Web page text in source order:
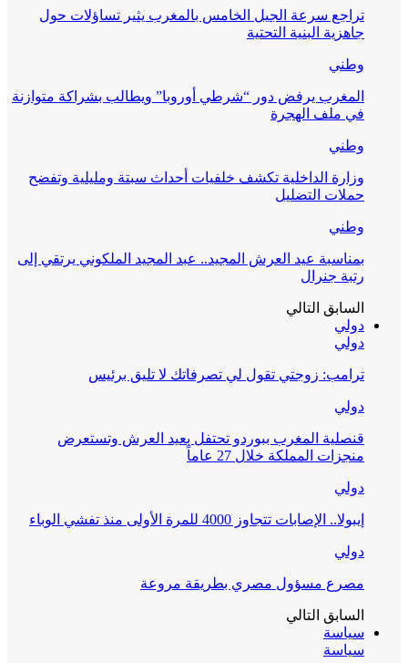
تراجع سرعة الجيل الخامس بالمغرب يثير تساؤلات حول
جاهزية البنية التحتية
وطني
المغرب يرفض دور “شرطي أوروبا” ويطالب بشراكة متوازنة
في ملف الهجرة
وطني
وزارة الداخلية تكشف خلفيات أحداث سبتة ومليلية وتفضح
حملات التضليل
وطني
بمناسبة عيد العرش المجيد.. عبد المجيد الملكوني يرتقي إلى
رتبة جنرال
السابق التالي
دولي
دولي
ترامب: زوجتي تقول لي تصرفاتك لا تليق برئيس
دولي
قنصلية المغرب ببوردو تحتفل بعيد العرش وتستعرض
منجزات المملكة خلال 27 عاماً
دولي
إيبولا.. الإصابات تتجاوز 4000 للمرة الأولى منذ تفشي الوباء
دولي
مصرع مسؤول مصري بطريقة مروعة
السابق التالي
سياسة
سياسة